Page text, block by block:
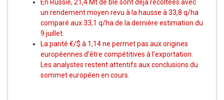
En Russie, 21,4 Mt de blé sont déjà récoltées avec
un rendement moyen revu à la hausse à 33,8 q/ha
comparé aux 33,1 q/ha de la dernière estimation du
9 juillet.
La parité €/$ à 1,14 ne permet pas aux origines
européennes d’être compétitives à l’exportation.
Les analystes restent attentifs aux conclusions du
sommet européen en cours.